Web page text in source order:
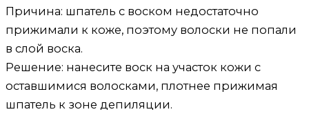
Причина: шпатель с воском недостаточно
прижимали к коже, поэтому волоски не попали
в слой воска.
Решение: нанесите воск на участок кожи с
оставшимися волосками, плотнее прижимая
шпатель к зоне депиляции.